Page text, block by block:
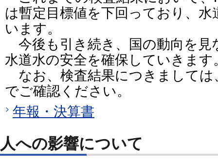
は暫定目標値を下回っており、
います。
今後も引き続き、国の動向を見
水道水の安全を確保していきます
なお、検査結果につきましては
でご確認ください。
年報・決算書
人への影響について